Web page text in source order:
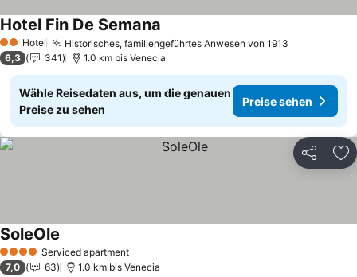
2 Sterne
Hotel Historisches, familiengeführtes Anwesen von 1913
Hotel Fin De Semana
6,3 341 1.0 km bis Venecia
Wähle Reisedaten aus, um die genauen
Preise zu sehen
Preise sehen
Teilen
4 Sterne Serviced apartment
SoleOle
7,0 63 1.0 km bis Venecia